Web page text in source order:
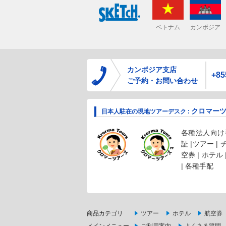
ベトナム カンボジア
カンボジア支店
ご予約・お問い合わせ
日本人駐在の現地ツアーデスク : クロマー
各種法人向
証 |ツアー |
空券 | ホテル
| 各種手配
商品カテゴリ ツアー ホテル
航空券